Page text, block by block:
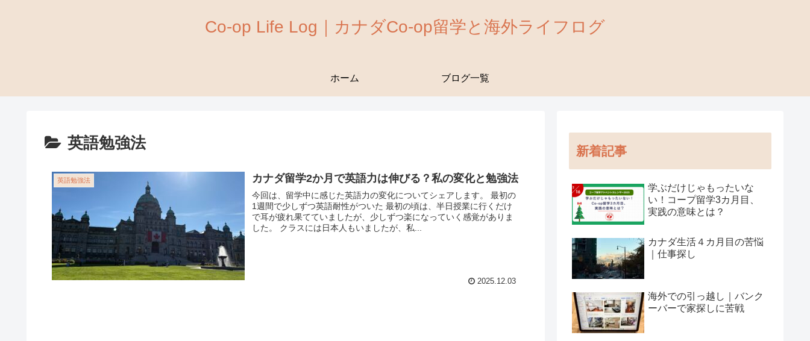
Co-op Life Log｜カナダCo-op留学と海外ライフログ
ホーム ブログ一覧
英語勉強法
英語勉強法 カナダ留学2か月で英語力は伸びる？私の変化と勉強法
今回は、留学中に感じた英語力の変化についてシェアします。 最初の
1週間で少しずつ英語耐性がついた 最初の頃は、半日授業に行くだけ
で耳が疲れ果てていましたが、少しずつ楽になっていく感覚がありま
した。 クラスには日本人もいましたが、私...
2025.12.03
新着記事
学ぶだけじゃもったいな
い！コープ留学3カ月目、
実践の意味とは？
カナダ生活４カ月目の苦悩
｜仕事探し
海外での引っ越し｜バンク
ーバーで家探しに苦戦